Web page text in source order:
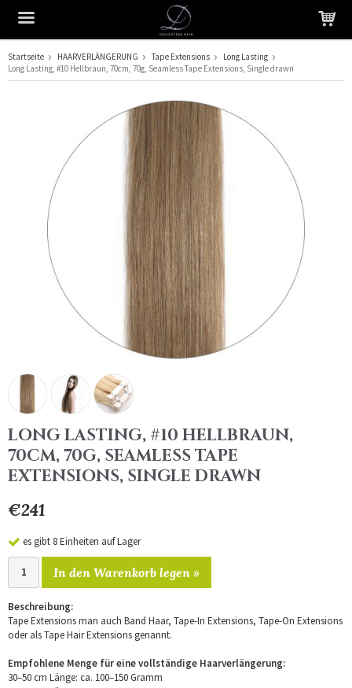
Das Produkt wurde in Ihren Warenkorb gelegt
Startseite HAARVERLÄNGERUNG Tape Extensions
Long Lasting
Long Lasting, #10 Hellbraun, 70cm, 70g, Seamless Tape Extensions, Single drawn
LONG LASTING, #10 HELLBRAUN,
70CM, 70G, SEAMLESS TAPE
EXTENSIONS, SINGLE DRAWN
€241
es gibt 8 Einheiten auf Lager
In den Warenkorb legen »
Beschreibung:
Tape Extensions man auch Band Haar, Tape-In Extensions, Tape-On Extensions
oder als Tape Hair Extensions genannt.
Empfohlene Menge für eine vollständige Haarverlängerung:
30–50 cm Länge: ca. 100–150 Gramm